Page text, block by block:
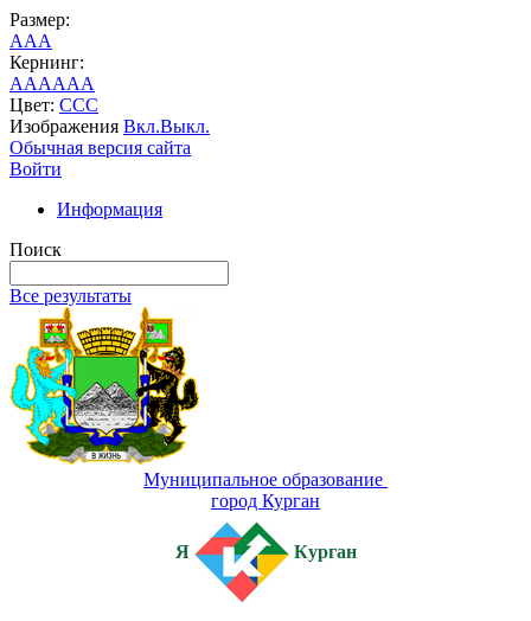
Размер:
AAA
Кернинг:
AAAAAA
Цвет: CCC
Изображения Вкл.Выкл.
Обычная версия сайта
Войти
Информация
Поиск
Все результаты
Муниципальное образование
город Курган
Я Курган